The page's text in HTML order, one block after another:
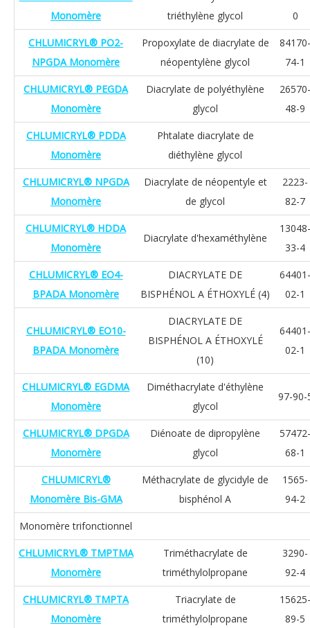
Monomère
triéthylène glycol
0
CHLUMICRYL® PO2-
NPGDA Monomère
Propoxylate de diacrylate de
néopentylène glycol
84170-
74-1
CHLUMICRYL® PEGDA
Monomère
Diacrylate de polyéthylène
glycol
26570-
48-9
CHLUMICRYL® PDDA
Monomère
Phtalate diacrylate de
diéthylène glycol
CHLUMICRYL® NPGDA
Monomère
Diacrylate de néopentyle et
de glycol
2223-
82-7
CHLUMICRYL® HDDA
Monomère
Diacrylate d'hexaméthylène
13048-
33-4
CHLUMICRYL® EO4-
BPADA Monomère
DIACRYLATE DE
BISPHÉNOL A ÉTHOXYLÉ (4)
64401-
02-1
CHLUMICRYL® EO10-
BPADA Monomère
DIACRYLATE DE
BISPHÉNOL A ÉTHOXYLÉ
(10)
64401-
02-1
CHLUMICRYL® EGDMA
Monomère
Diméthacrylate d'éthylène
glycol
97-90-
CHLUMICRYL® DPGDA
Monomère
Diénoate de dipropylène
glycol
57472-
68-1
CHLUMICRYL®
Monomère Bis-GMA
Méthacrylate de glycidyle de
bisphénol A
1565-
94-2
Monomère trifonctionnel
CHLUMICRYL® TMPTMA
Monomère
Triméthacrylate de
triméthylolpropane
3290-
92-4
CHLUMICRYL® TMPTA
Monomère
Triacrylate de
triméthylolpropane
15625-
89-5